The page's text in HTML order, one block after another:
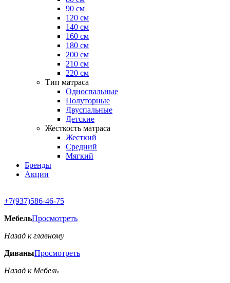
90 см
120 см
140 см
160 см
180 см
200 см
210 см
220 см
Тип матраса
Односпальные
Полуторные
Двуспальные
Детские
Жесткость матраса
Жесткий
Средний
Мягкий
Бренды
Акции
+7(937)586-46-75
МебельПросмотреть
Назад к главному
ДиваныПросмотреть
Назад к Мебель